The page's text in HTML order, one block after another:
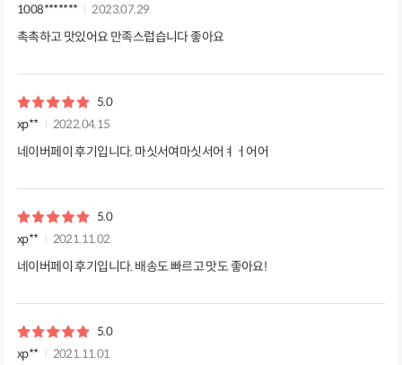
1008*******
2023.07.29
촉촉하고 맛있어요 만족스럽습니다 좋아요
5.0
xp**
2022.04.15
네이버페이 후기입니다. 마싯서여마싯서어ㅕㅓ어어
5.0
xp**
2021.11.02
네이버페이 후기입니다. 배송도 빠르고 맛도 좋아요!
5.0
xp**
2021.11.01